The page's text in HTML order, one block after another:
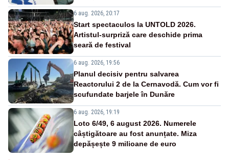
6 aug. 2026, 20:17
Start spectaculos la UNTOLD 2026.
Artistul-surpriză care deschide prima
seară de festival
6 aug. 2026, 19:56
Planul decisiv pentru salvarea
Reactorului 2 de la Cernavodă. Cum vor fi
scufundate barjele în Dunăre
6 aug. 2026, 19:19
Loto 6/49, 6 august 2026. Numerele
câștigătoare au fost anunțate. Miza
depășește 9 milioane de euro